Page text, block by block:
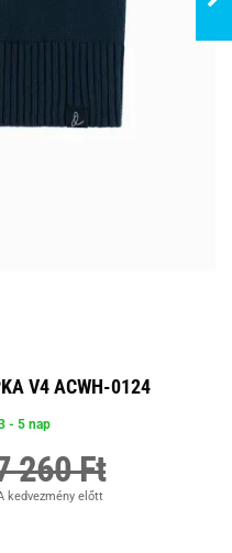
V4 ACWH-0124
- 5 nap
260 Ft
kedvezmény előtt